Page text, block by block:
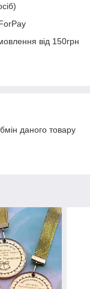
від 150грн
даного товару